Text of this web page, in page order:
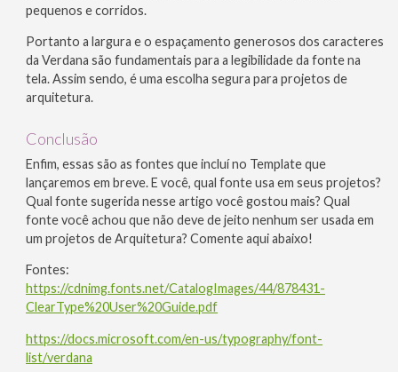
pequenos e corridos.
Portanto a largura e o espaçamento generosos dos caracteres
da Verdana são fundamentais para a legibilidade da fonte na
tela. Assim sendo, é uma escolha segura para projetos de
arquitetura.
Conclusão
Enfim, essas são as fontes que incluí no Template que
lançaremos em breve. E você, qual fonte usa em seus projetos?
Qual fonte sugerida nesse artigo você gostou mais? Qual
fonte você achou que não deve de jeito nenhum ser usada em
um projetos de Arquitetura? Comente aqui abaixo!
Fontes:
https://cdnimg.fonts.net/CatalogImages/44/878431-
ClearType%20User%20Guide.pdf
https://docs.microsoft.com/en-us/typography/font-
list/verdana